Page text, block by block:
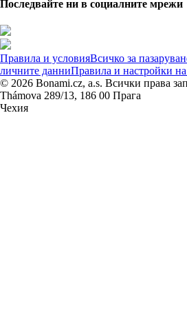
Последвайте ни в социалните мрежи
Правила и условияВсичко за
личните данниПравила и настройки
© 2026 Bonami.cz, a.s. Всички права
Thámova 289/13, 186 00 Прага
Чехия